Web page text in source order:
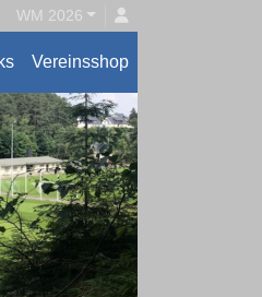
WM 2026
Vereinsshop